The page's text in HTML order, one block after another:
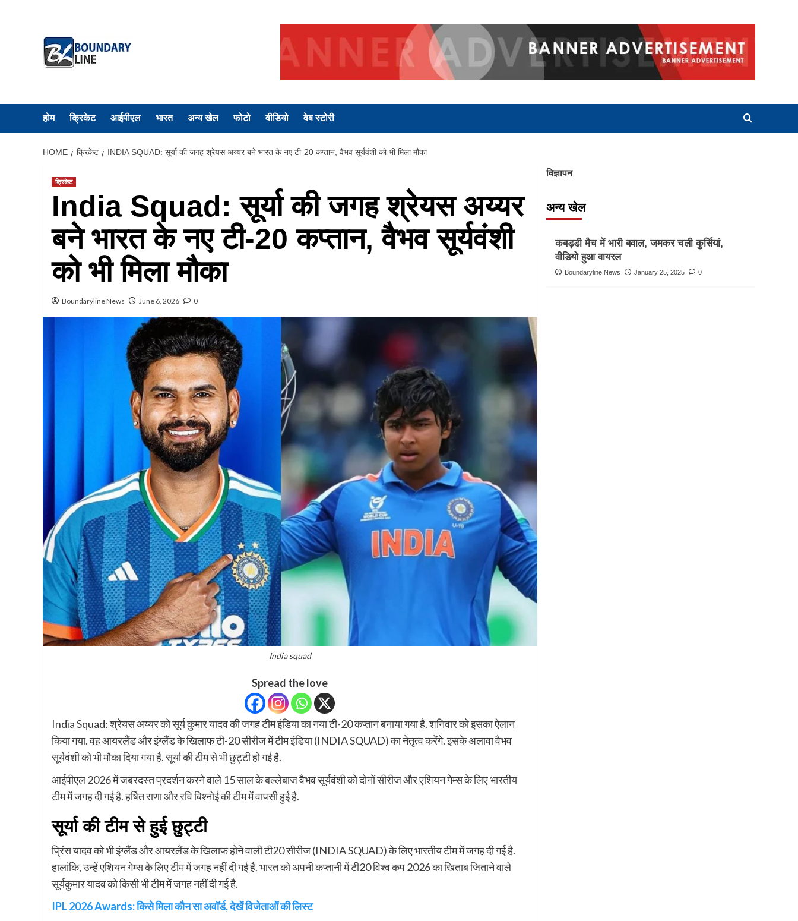
होम क्रिकेट आईपीएल भारत अन्य खेल फोटो वीडियो वेब स्टोरी
HOME क्रिकेट INDIA SQUAD: सूर्या की जगह श्रेयस अय्यर बने भारत के नए टी-20 कप्तान, वैभव सूर्यवंशी को भी मिला मौका
क्रिकेट
India Squad: सूर्या की जगह श्रेयस अय्यर
बने भारत के नए टी-20 कप्तान, वैभव सूर्यवंशी
को भी मिला मौका
Boundaryline News June 6, 2026 0
India squad
Spread the love
India Squad: श्रेयस अय्यर को सूर्य कुमार यादव की जगह टीम इंडिया का नया टी-20 कप्तान बनाया गया है. शनिवार को इसका ऐलान
किया गया. वह आयरलैंड और इंग्लैंड के खिलाफ टी-20 सीरीज में टीम इंडिया (INDIA SQUAD) का नेतृत्व करेंगे. इसके अलावा वैभव
सूर्यवंशी को भी मौका दिया गया है. सूर्या की टीम से भी छुट्टी हो गई है.
आईपीएल 2026 में जबरदस्त प्रदर्शन करने वाले 15 साल के बल्लेबाज वैभव सूर्यवंशी को दोनों सीरीज और एशियन गेम्स के लिए भारतीय
टीम में जगह दी गई है. हर्षित राणा और रवि बिश्नोई की टीम में वापसी हुई है.
सूर्या की टीम से हुई छुट्टी
प्रिंस यादव को भी इंग्लैंड और आयरलैंड के खिलाफ होने वाली टी20 सीरीज (INDIA SQUAD) के लिए भारतीय टीम में जगह दी गई है.
हालांकि, उन्हें एशियन गेम्स के लिए टीम में जगह नहीं दी गई है. भारत को अपनी कप्तानी में टी20 विश्व कप 2026 का खिताब जिताने वाले
सूर्यकुमार यादव को किसी भी टीम में जगह नहीं दी गई है.
IPL 2026 Awards: किसे मिला कौन सा अवॉर्ड, देखें विजेताओं की लिस्ट
विज्ञापन
अन्य खेल
Other Sports
कबड्डी मैच में भारी बवाल, जमकर चली कुर्सियां,
वीडियो हुआ वायरल
Boundaryline News January 25, 2025 0